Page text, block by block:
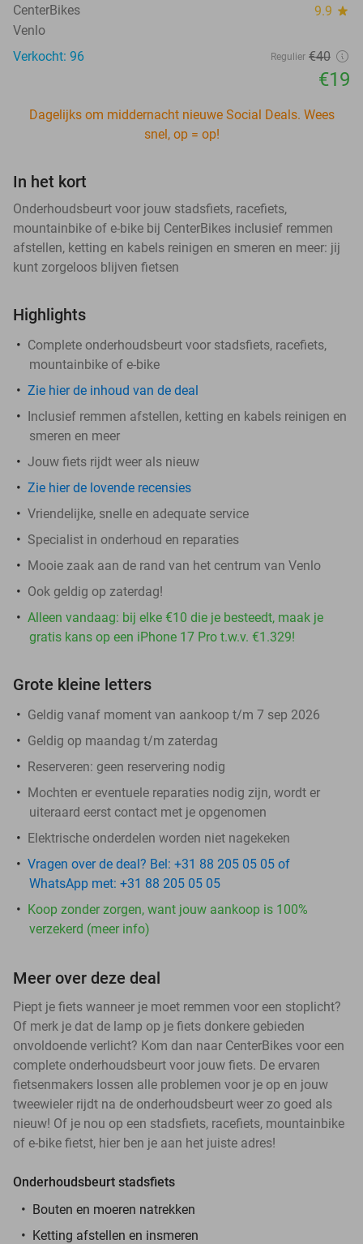
CenterBikes 9.9 star
Venlo
Verkocht: 96
Regulier €40
€19
Dagelijks om middernacht nieuwe Social Deals. Wees
snel, op = op!
In het kort
Onderhoudsbeurt voor jouw stadsfiets, racefiets,
mountainbike of e-bike bij CenterBikes inclusief remmen
afstellen, ketting en kabels reinigen en smeren en meer: jij
kunt zorgeloos blijven fietsen
Highlights
Complete onderhoudsbeurt voor stadsfiets, racefiets,
mountainbike of e-bike
Zie hier de inhoud van de deal
Inclusief remmen afstellen, ketting en kabels reinigen en
smeren en meer
Jouw fiets rijdt weer als nieuw
Zie hier de lovende recensies
Vriendelijke, snelle en adequate service
Specialist in onderhoud en reparaties
Mooie zaak aan de rand van het centrum van Venlo
Ook geldig op zaterdag!
Alleen vandaag: bij elke €10 die je besteedt, maak je
gratis kans op een iPhone 17 Pro t.w.v. €1.329!
Grote kleine letters
Geldig vanaf moment van aankoop t/m 7 sep 2026
Geldig op maandag t/m zaterdag
Reserveren: geen reservering nodig
Mochten er eventuele reparaties nodig zijn, wordt er
uiteraard eerst contact met je opgenomen
Elektrische onderdelen worden niet nagekeken
Vragen over de deal? Bel: +31 88 205 05 05 of
WhatsApp met: +31 88 205 05 05
Koop zonder zorgen, want jouw aankoop is 100%
verzekerd (meer info)
Meer over deze deal
Piept je fiets wanneer je moet remmen voor een stoplicht?
Of merk je dat de lamp op je fiets donkere gebieden
onvoldoende verlicht? Kom dan naar CenterBikes voor een
complete onderhoudsbeurt voor jouw fiets. De ervaren
fietsenmakers lossen alle problemen voor je op en jouw
tweewieler rijdt na de onderhoudsbeurt weer zo goed als
nieuw! Of je nou op een stadsfiets, racefiets, mountainbike
of e-bike fietst, hier ben je aan het juiste adres!
Onderhoudsbeurt stadsfiets
Bouten en moeren natrekken
Ketting afstellen en insmeren